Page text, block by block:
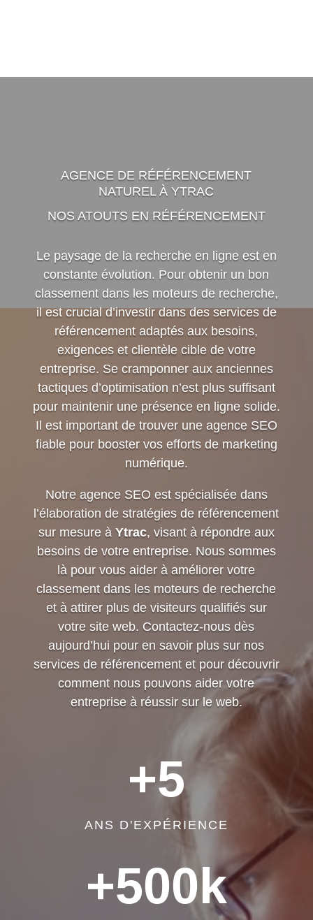
AGENCE DE RÉFÉRENCEMENT
NATUREL À YTRAC
NOS ATOUTS EN RÉFÉRENCEMENT
Le paysage de la recherche en ligne est en
constante évolution. Pour obtenir un bon
classement dans les moteurs de recherche,
il est crucial d’investir dans des services de
référencement adaptés aux besoins,
exigences et clientèle cible de votre
entreprise. Se cramponner aux anciennes
tactiques d’optimisation n’est plus suffisant
pour maintenir une présence en ligne solide.
Il est important de trouver une agence SEO
fiable pour booster vos efforts de marketing
numérique.
Notre agence SEO est spécialisée dans
l’élaboration de stratégies de référencement
sur mesure à Ytrac, visant à répondre aux
besoins de votre entreprise. Nous sommes
là pour vous aider à améliorer votre
classement dans les moteurs de recherche
et à attirer plus de visiteurs qualifiés sur
votre site web. Contactez-nous dès
aujourd’hui pour en savoir plus sur nos
services de référencement et pour découvrir
comment nous pouvons aider votre
entreprise à réussir sur le web.
+5
ANS D'EXPÉRIENCE
+500k